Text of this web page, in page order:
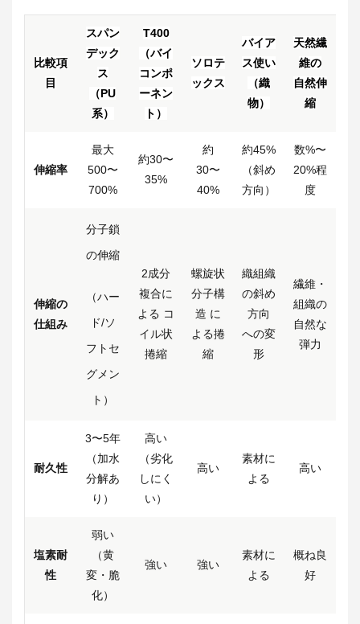
比較項
目
スパン
デック
ス
（PU
系）
T400
（バイ
コンポ
ーネン
ト）
ソロテ
ックス
バイア
ス使い
（織
物）
天然繊
維の
自然伸
縮
伸縮率
最大
500〜
700%
約30〜
35%
約
30〜
40%
約45%
（斜め
方向）
数%〜
20%程
度
伸縮の
仕組み
分子鎖
の伸縮
（ハー
ド/ソ
フトセ
グメン
ト）
2成分
複合に
よる コ
イル状
捲縮
螺旋状
分子構
造 に
よる捲
縮
織組織
の斜め
方向
への変
形
繊維・
組織の
自然な
弾力
耐久性
3〜5年
（加水
分解あ
り）
高い
（劣化
しにく
い）
高い
素材に
よる
高い
塩素耐
性
弱い
（黄
変・脆
化）
強い 強い
素材に
よる
概ね良
好